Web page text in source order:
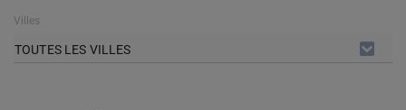
Villes
TOUTES LES VILLES